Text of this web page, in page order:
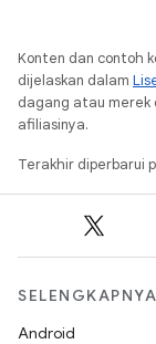
Konten dan contoh
dijelaskan dalam
dagang atau
afiliasinya.
Terakhir diperbarui
Android